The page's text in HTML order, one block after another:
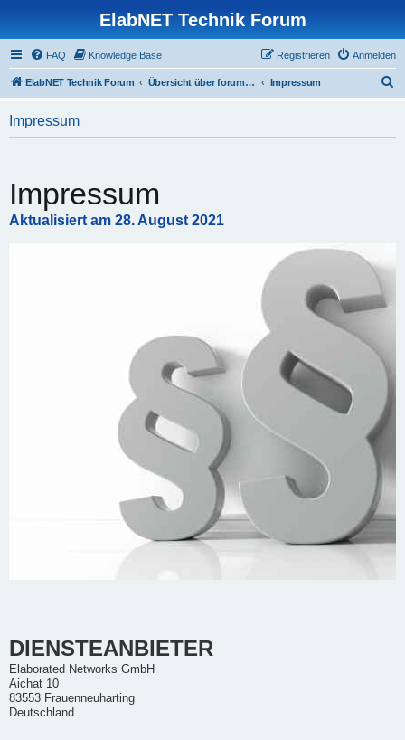
ElabNET Technik Forum
FAQ Knowledge Base Anmelden
Registrieren
ElabNET Technik Forum Übersicht über forum.timberwolf.io Impressum
Impressum
Impressum
Aktualisiert am 28. August 2021
DIENSTEANBIETER
Elaborated Networks GmbH
Aichat 10
83553 Frauenneuharting
Deutschland